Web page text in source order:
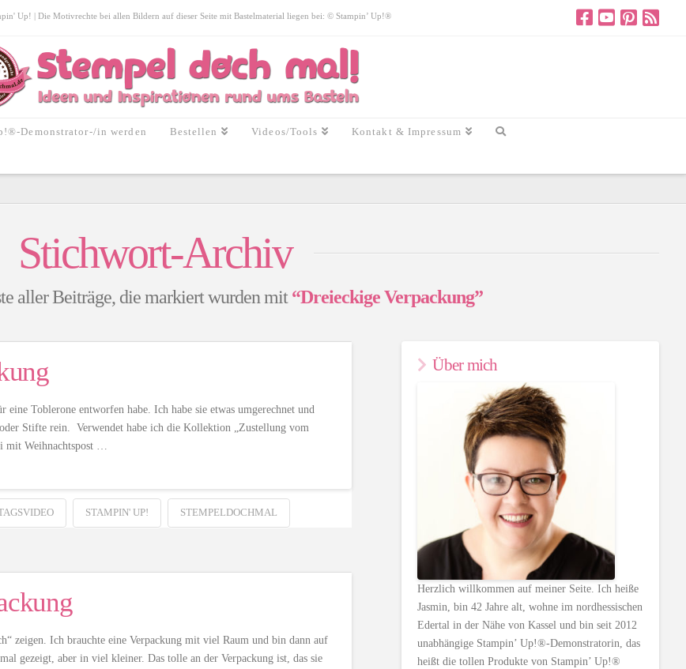
Up! | Die Motivrechte bei allen Bildern auf dieser Seite mit Bastelmaterial liegen bei: © Stampin’ Up!®
Demonstrator-/in werden Bestellen Videos/Tools Kontakt & Impressum
Stichwort-Archiv
aller Beiträge, die markiert wurden mit“Dreieckige Verpackung”
Toblerone entworfen habe. Ich habe sie etwas umgerechnet und
Stifte rein. Verwendet habe ich die Kollektion „Zustellung vom
Weihnachtspost …
STAMPIN' UP! STEMPELDOCHMAL
zeigen. Ich brauchte eine Verpackung mit viel Raum und bin dann auf
gezeigt, aber in viel kleiner. Das tolle an der Verpackung ist, das sie
Über mich
Herzlich willkommen auf meiner Seite. Ich heiße
Jasmin, bin 42 Jahre alt, wohne im nordhessischen
Edertal in der Nähe von Kassel und bin seit 2012
unabhängige Stampin’ Up!®-Demonstratorin, das
heißt die tollen Produkte von Stampin’ Up!®